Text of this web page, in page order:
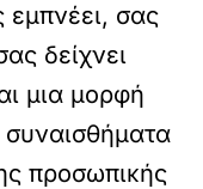
εμπνέει, σας
δείχνει
μια μορφή
προσωπικής